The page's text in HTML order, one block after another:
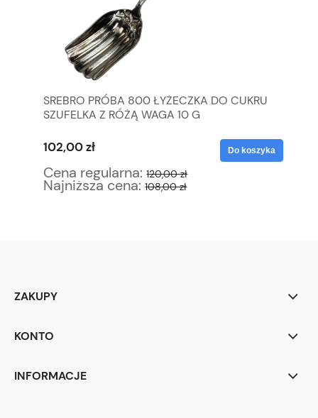
SREBRO PRÓBA 800 ŁYŻECZKA DO CUKRU
SZUFELKA Z RÓŻĄ WAGA 10 G
102,00 zł
Cena regularna: 120,00 zł
Najniższa cena: 108,00 zł
Do koszyka
ZAKUPY
KONTO
INFORMACJE